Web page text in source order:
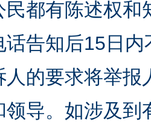
民都有陈述权
话告知后15日
人的要求将举
领导。如涉及